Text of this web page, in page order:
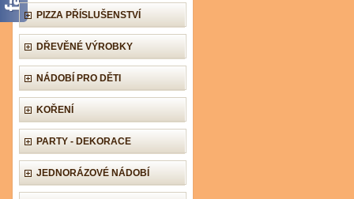
PIZZA PŘÍSLUŠENSTVÍ
DŘEVĚNÉ VÝROBKY
NÁDOBÍ PRO DĚTI
KOŘENÍ
PARTY - DEKORACE
JEDNORÁZOVÉ NÁDOBÍ